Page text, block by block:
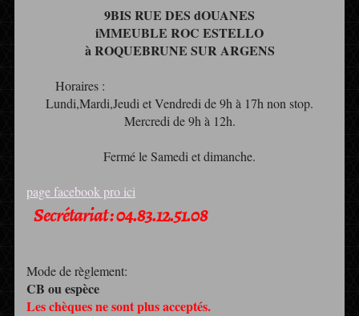
9BIS RUE DES dOUANES
iMMEUBLE ROC ESTELLO
à ROQUEBRUNE SUR ARGENS
Horaires :
Lundi,Mardi,Jeudi et Vendredi de 9h à 17h non stop.
Mercredi de 9h à 12h.
Fermé le Samedi et dimanche.
page facebook pro ici
Secrétariat : 04.83.12.51.08
Mode de règlement:
CB ou espèce
Les chèques ne sont plus acceptés.